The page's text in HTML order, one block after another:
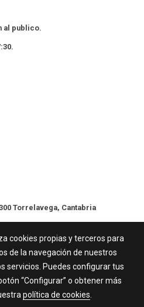
al publico.
Torrelavega, Cantabria
cookies propias y terceros para
de la navegación de nuestros
servicios. Puedes configurar tus
“Configurar” o obtener más
política de cookies